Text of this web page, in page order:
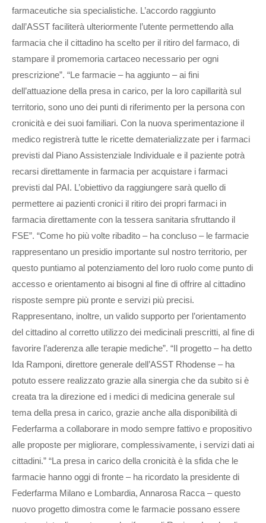
farmaceutiche sia specialistiche. L’accordo raggiunto
dall’ASST faciliterà ulteriormente l’utente permettendo alla
farmacia che il cittadino ha scelto per il ritiro del farmaco, di
stampare il promemoria cartaceo necessario per ogni
prescrizione”. “Le farmacie – ha aggiunto – ai fini
dell’attuazione della presa in carico, per la loro capillarità sul
territorio, sono uno dei punti di riferimento per la persona con
cronicità e dei suoi familiari. Con la nuova sperimentazione il
medico registrerà tutte le ricette dematerializzate per i farmaci
previsti dal Piano Assistenziale Individuale e il paziente potrà
recarsi direttamente in farmacia per acquistare i farmaci
previsti dal PAI. L’obiettivo da raggiungere sarà quello di
permettere ai pazienti cronici il ritiro dei propri farmaci in
farmacia direttamente con la tessera sanitaria sfruttando il
FSE”. “Come ho più volte ribadito – ha concluso – le farmacie
rappresentano un presidio importante sul nostro territorio, per
questo puntiamo al potenziamento del loro ruolo come punto di
accesso e orientamento ai bisogni al fine di offrire al cittadino
risposte sempre più pronte e servizi più precisi.
Rappresentano, inoltre, un valido supporto per l’orientamento
del cittadino al corretto utilizzo dei medicinali prescritti, al fine di
favorire l’aderenza alle terapie mediche”. “Il progetto – ha detto
Ida Ramponi, direttore generale dell’ASST Rhodense – ha
potuto essere realizzato grazie alla sinergia che da subito si è
creata tra la direzione ed i medici di medicina generale sul
tema della presa in carico, grazie anche alla disponibilità di
Federfarma a collaborare in modo sempre fattivo e propositivo
alle proposte per migliorare, complessivamente, i servizi dati ai
cittadini.” “La presa in carico della cronicità è la sfida che le
farmacie hanno oggi di fronte – ha ricordato la presidente di
Federfarma Milano e Lombardia, Annarosa Racca – questo
nuovo progetto dimostra come le farmacie possano essere